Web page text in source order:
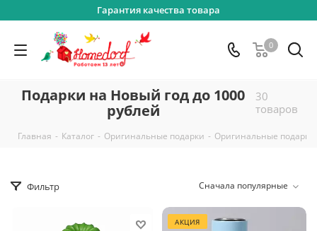
Гарантия качества товара
0
Подарки на Новый год до 1000
рублей
30
товаров
Главная - Каталог - Оригинальные подарки - Оригинальные подарки
Фильтр Сначала популярные
АКЦИЯ